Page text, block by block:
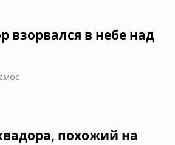
взорвался в небе над
похожий на